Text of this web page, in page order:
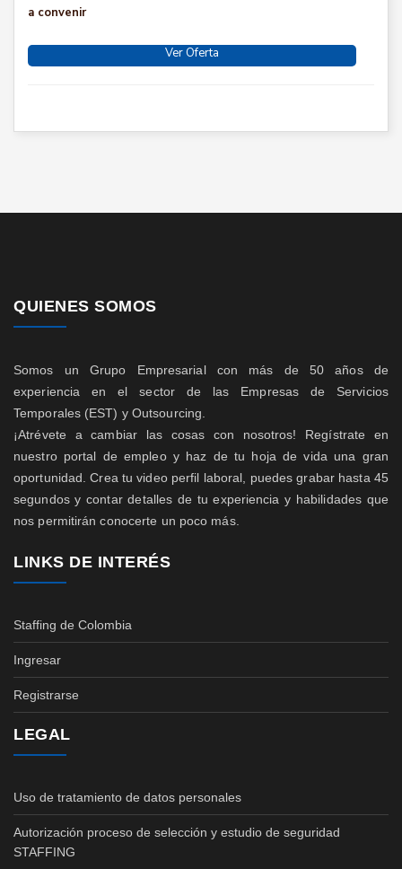
a convenir
Ver Oferta
QUIENES SOMOS
Somos un Grupo Empresarial con más de 50 años de
experiencia en el sector de las Empresas de Servicios
Temporales (EST) y Outsourcing.
¡Atrévete a cambiar las cosas con nosotros! Regístrate en
nuestro portal de empleo y haz de tu hoja de vida una gran
oportunidad. Crea tu video perfil laboral, puedes grabar hasta 45
segundos y contar detalles de tu experiencia y habilidades que
nos permitirán conocerte un poco más.
LINKS DE INTERÉS
Staffing de Colombia
Ingresar
Registrarse
LEGAL
Uso de tratamiento de datos personales
Autorización proceso de selección y estudio de seguridad
STAFFING